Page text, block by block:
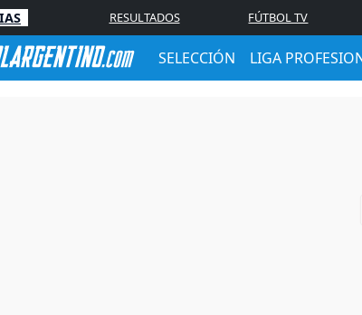
RESULTADOS FÚTBOL TV
SELECCIÓN LIGA